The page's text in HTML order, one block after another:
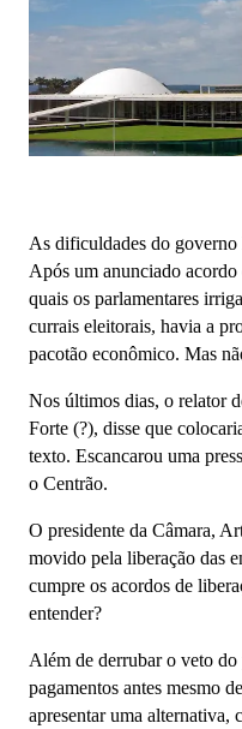
As dificuldades do
Após um anunciado acordo
quais os parlamentares
currais eleitorais, havia a
pacotão econômico. Mas
Nos últimos dias, o relator
Forte (?), disse que
texto. Escancarou uma
o Centrão.
O presidente da Câmara,
movido pela liberação das
cumpre os acordos de
entender?
Além de derrubar o veto
pagamentos antes mesmo
apresentar uma alternativa,